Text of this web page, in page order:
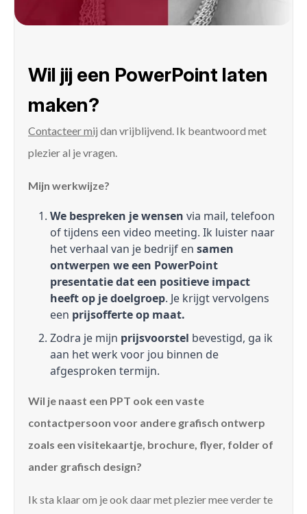
Wil jij een PowerPoint laten
maken?
Contacteer mij dan vrijblijvend. Ik beantwoord met
plezier al je vragen.
Mijn werkwijze?
We bespreken je wensen via mail, telefoon
of tijdens een video meeting. Ik luister naar
het verhaal van je bedrijf en samen
ontwerpen we een PowerPoint
presentatie dat een positieve impact
heeft op je doelgroep. Je krijgt vervolgens
een prijsofferte op maat.
Zodra je mijn prijsvoorstel bevestigd, ga ik
aan het werk voor jou binnen de
afgesproken termijn.
Wil je naast een PPT ook een vaste
contactpersoon voor andere grafisch ontwerp
zoals een visitekaartje, brochure, flyer, folder of
ander grafisch design?
Ik sta klaar om je ook daar met plezier mee verder te